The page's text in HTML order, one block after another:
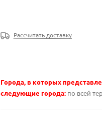
Рассчитать доставку
Города, в которых
следующие города: по всей